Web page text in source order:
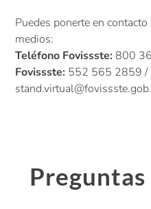
Puedes ponerte en
medios:
Teléfono Fovissste: 800
Fovissste: 552 565 2859